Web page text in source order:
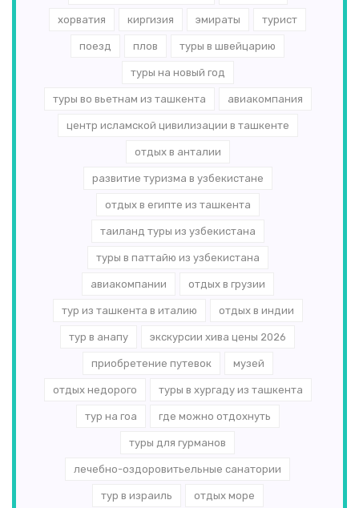
хорватия киргизия эмираты турист
поезд плов туры в швейцарию
туры на новый год
туры во вьетнам из ташкента авиакомпания
центр исламской цивилизации в ташкенте
отдых в анталии
развитие туризма в узбекистане
отдых в египте из ташкента
таиланд туры из узбекистана
туры в паттайю из узбекистана
авиакомпании отдых в грузии
тур из ташкента в италию отдых в индии
тур в анапу экскурсии хива цены 2026
приобретение путевок музей
отдых недорого туры в хургаду из ташкента
тур на гоа где можно отдохнуть
туры для гурманов
лечебно-оздоровитьельные санатории
тур в израиль отдых море